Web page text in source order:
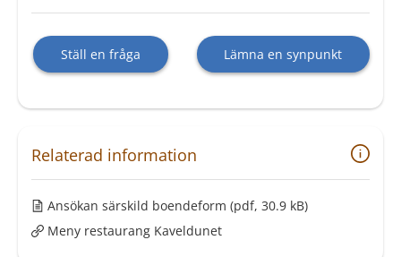
Ställ en fråga Lämna en synpunkt
Relaterad information
Ansökan särskild boendeform (pdf, 30.9 kB)
Meny restaurang Kaveldunet